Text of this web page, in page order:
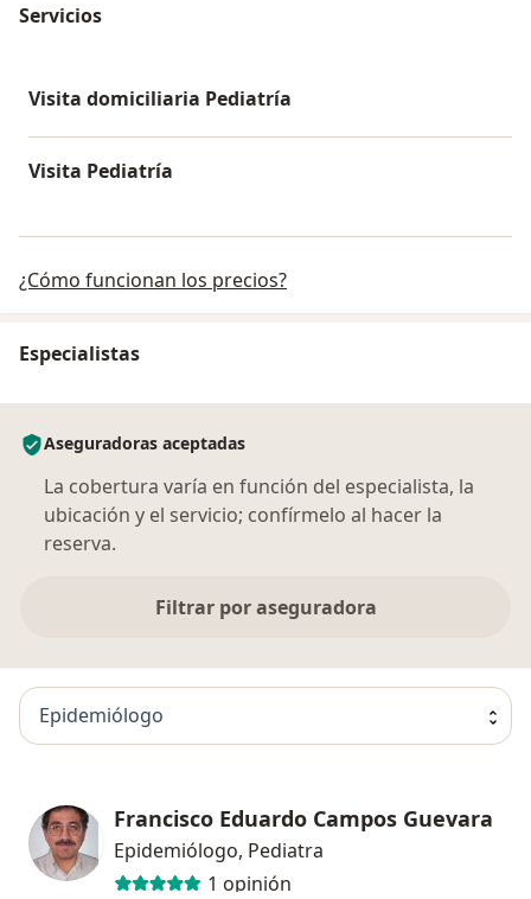
Servicios
Visita domiciliaria Pediatría
Visita Pediatría
¿Cómo funcionan los precios?
Especialistas
Aseguradoras aceptadas
La cobertura varía en función del especialista, la
ubicación y el servicio; confírmelo al hacer la
reserva.
Filtrar por aseguradora
Epidemiólogo
Francisco Eduardo Campos Guevara
Epidemiólogo, Pediatra
1 opinión